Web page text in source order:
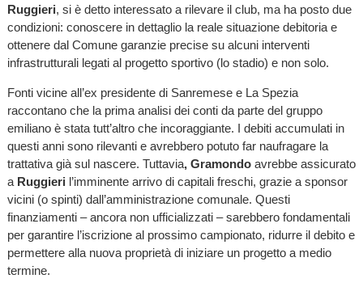
Ruggieri, si è detto interessato a rilevare il club, ma ha posto due
condizioni: conoscere in dettaglio la reale situazione debitoria e
ottenere dal Comune garanzie precise su alcuni interventi
infrastrutturali legati al progetto sportivo (lo stadio) e non solo.
Fonti vicine all’ex presidente di Sanremese e La Spezia
raccontano che la prima analisi dei conti da parte del gruppo
emiliano è stata tutt’altro che incoraggiante. I debiti accumulati in
questi anni sono rilevanti e avrebbero potuto far naufragare la
trattativa già sul nascere. Tuttavia, Gramondoavrebbe assicurato
a Ruggieri l’imminente arrivo di capitali freschi, grazie a sponsor
vicini (o spinti) dall’amministrazione comunale. Questi
finanziamenti – ancora non ufficializzati – sarebbero fondamentali
per garantire l’iscrizione al prossimo campionato, ridurre il debito e
permettere alla nuova proprietà di iniziare un progetto a medio
termine.